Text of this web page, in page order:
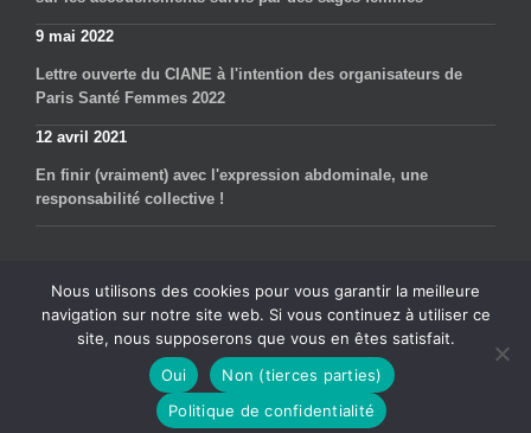
9 mai 2022
Lettre ouverte du CIANE à l'intention des organisateurs de
Paris Santé Femmes 2022
12 avril 2021
En finir (vraiment) avec l'expression abdominale, une
responsabilité collective !
Ciane - Collectif interassociatif autour de la naissance | 40 rue Chanzy,
Ancien wiki|Administration|Dossiers recours
Nous utilisons des cookies pour vous garantir la meilleure
navigation sur notre site web. Si vous continuez à utiliser ce
site, nous supposerons que vous en êtes satisfait.
Oui
Non (tierces parties)
Politique de confidentialité